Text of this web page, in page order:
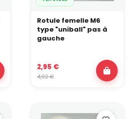
Rotule femelle M6
type "uniball" pas à
gauche
2,95 €
4,92 €